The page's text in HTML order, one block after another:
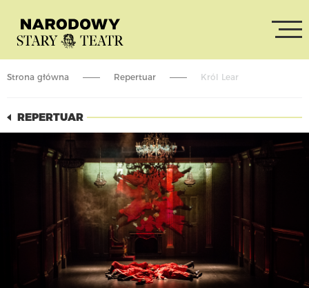
Strona główna Repertuar Król Lear
REPERTUAR